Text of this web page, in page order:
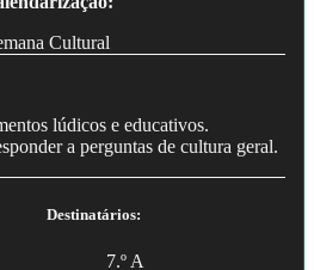
Cultural
lúdicos e educativos.
a perguntas de cultura geral.
Destinatários:
7.º A